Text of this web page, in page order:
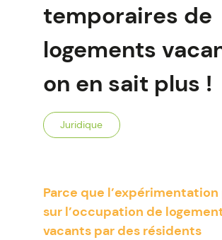
temporaires de
logements
on en sait plus !
Juridique
Parce que
sur l’occupation de
vacants par des résidents